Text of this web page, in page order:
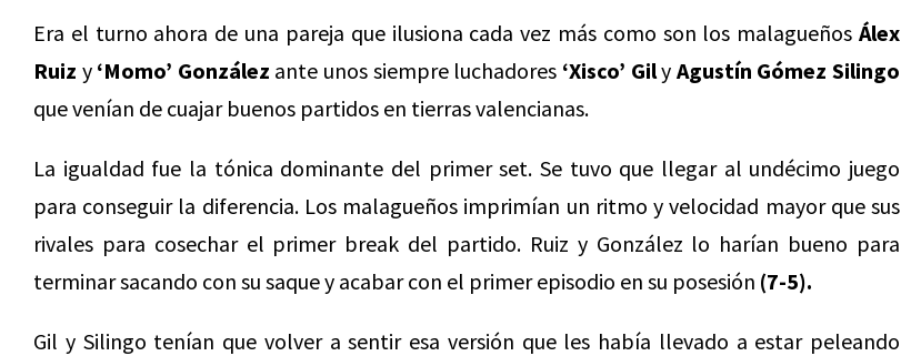
Era el turno ahora de una pareja que ilusiona cada vez más como son los malagueños Álex
Ruiz y ‘Momo’ González ante unos siempre luchadores ‘Xisco’ Gily Agustín Gómez Silingo
que venían de cuajar buenos partidos en tierras valencianas.
La igualdad fue la tónica dominante del primer set. Se tuvo que llegar al undécimo juego
para conseguir la diferencia. Los malagueños imprimían un ritmo y velocidad mayor que sus
rivales para cosechar el primer break del partido. Ruiz y González lo harían bueno para
terminar sacando con su saque y acabar con el primer episodio en su posesión (7-5).
Gil y Silingo tenían que volver a sentir esa versión que les había llevado a estar peleando